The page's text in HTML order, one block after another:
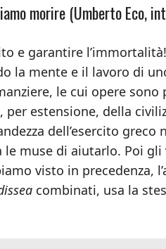
morire (Umberto Eco,
e garantire
la mente e il lavoro di
le cui opere
per estensione, della
dell’esercito greco
muse di aiutarlo. Poi
visto in precedenza,
combinati, usa la